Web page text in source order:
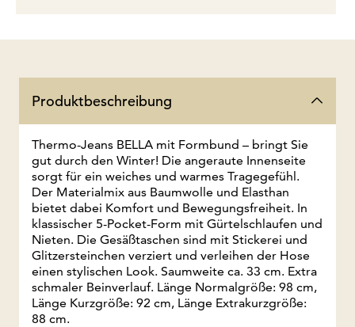
Produktbeschreibung
Thermo-Jeans BELLA mit Formbund – bringt Sie
gut durch den Winter! Die angeraute Innenseite
sorgt für ein weiches und warmes Tragegefühl.
Der Materialmix aus Baumwolle und Elasthan
bietet dabei Komfort und Bewegungsfreiheit. In
klassischer 5-Pocket-Form mit Gürtelschlaufen und
Nieten. Die Gesäßtaschen sind mit Stickerei und
Glitzersteinchen verziert und verleihen der Hose
einen stylischen Look. Saumweite ca. 33 cm. Extra
schmaler Beinverlauf. Länge Normalgröße: 98 cm,
Länge Kurzgröße: 92 cm, Länge Extrakurzgröße:
88 cm.